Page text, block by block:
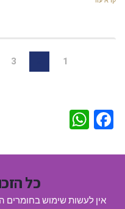
1
3
Facebook
כל
אין לעשות שימוש